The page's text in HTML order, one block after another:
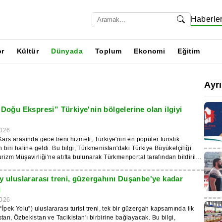
Haberler
Kültür Dünyada Toplum Ekonomi Eğitim
Ekspresi” Türkiye'nin bölgelerine olan ilgiyi
arasında gece treni hizmeti, Türkiye'nin en popüler turistik
biri haline geldi. Bu bilgi, Türkmenistan'daki Türkiye Büyükelçiliği
Müşavirliği'ne atıfta bulunarak Türkmenportal tarafından bildirildi.
Vagonlar yataklı kompartımanlarla donatılmıştır. Programda
duraklamalar yer alıyor. Güzergah Kırıkkale, Kayseri,
ve Erzurum'dan geçmektedir. Kars'a giderken tren Erzincan ve
yolculuğunda ise Iliç, Divriği ve Sivas'ta durmaktadır. Son varış
Şehir, tarihi anıtları, kış manzaraları ve yöresel mutfağı ile tanınır.
Dünya Mirası Listesi'nde yer alan antik Ani kenti kalıntıları
uluslararası treni, güzergahını Duşanbe'ye kadar
Yolu”) uluslararası turist treni, tek bir güzergah kapsamında ilk
Özbekistan ve Tacikistan'ı birbirine bağlayacak. Bu bilgi,